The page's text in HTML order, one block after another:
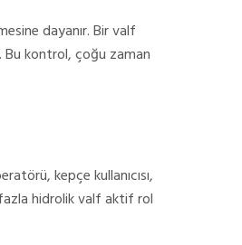
dayanır. Bir valf
Bu kontrol, çoğu zaman
kepçe kullanıcısı,
hidrolik valf aktif rol